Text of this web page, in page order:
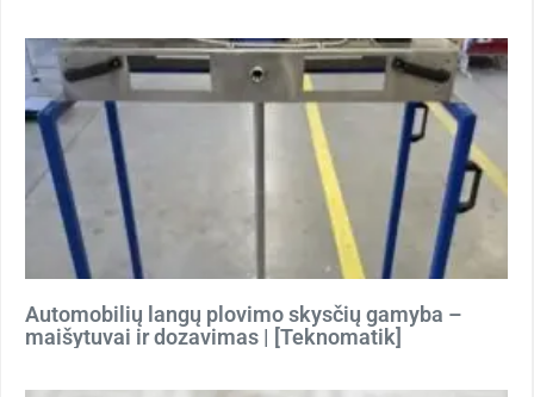
Automobilių langų plovimo skysčių gamyba –
maišytuvai ir dozavimas | [Teknomatik]